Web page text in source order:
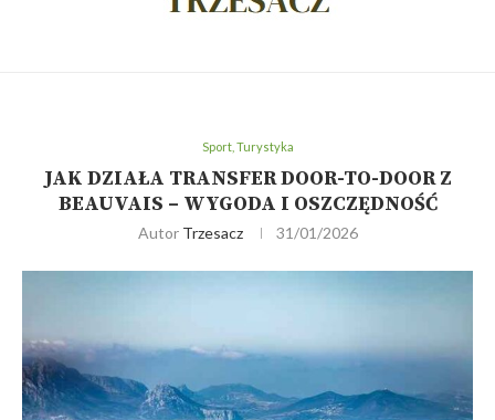
Sport, Turystyka
JAK DZIAŁA TRANSFER DOOR-TO-DOOR Z
BEAUVAIS – WYGODA I OSZCZĘDNOŚĆ
Autor Trzesacz 31/01/2026